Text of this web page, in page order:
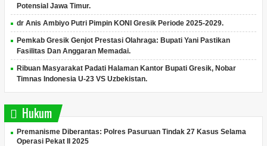
Potensial Jawa Timur.
dr Anis Ambiyo Putri Pimpin KONI Gresik Periode 2025-2029.
Pemkab Gresik Genjot Prestasi Olahraga: Bupati Yani Pastikan
Fasilitas Dan Anggaran Memadai.
Ribuan Masyarakat Padati Halaman Kantor Bupati Gresik, Nobar
Timnas Indonesia U-23 VS Uzbekistan.
Hukum
Premanisme Diberantas: Polres Pasuruan Tindak 27 Kasus Selama
Operasi Pekat II 2025